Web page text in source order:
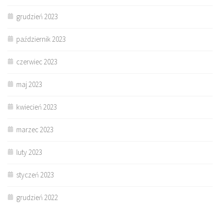
grudzień 2023
październik 2023
czerwiec 2023
maj 2023
kwiecień 2023
marzec 2023
luty 2023
styczeń 2023
grudzień 2022